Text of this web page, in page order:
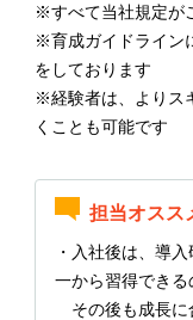
※すべて当社規定が
※育成ガイドライン
をしております
※経験者は、よりス
くことも可能です
担当オスス
・入社後は、導
一から習得できる
その後も成長に